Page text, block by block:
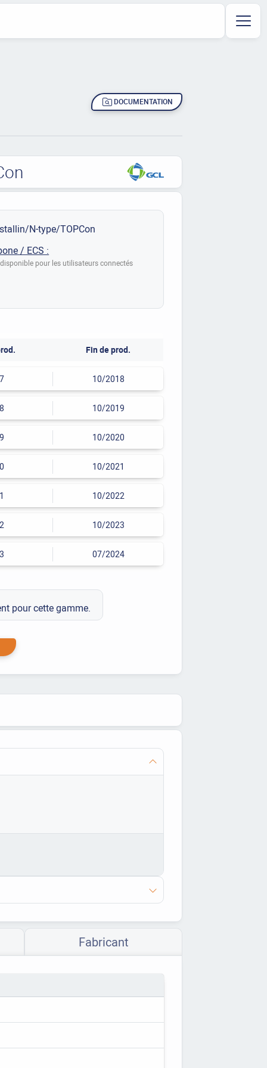
DOCUMENTATION
N-type/TOPCon
/ ECS :
pour les utilisateurs connectés
Fin de prod.
10/2018
10/2019
10/2020
10/2021
10/2022
10/2023
07/2024
pour cette gamme.
Fabricant